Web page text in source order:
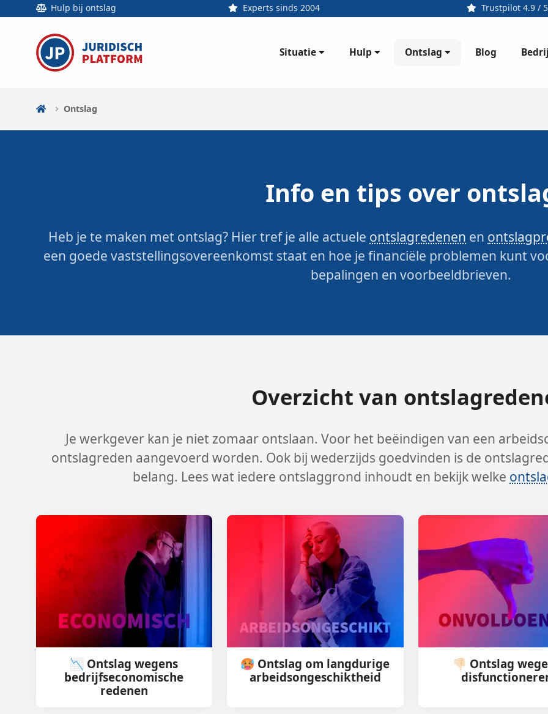
Hulp bij ontslag Experts sinds 2004 Trustpilot 4.9 / 5
Situatie Hulp Ontslag Blog
Ontslag
Info en tips over
Heb je te maken met ontslag? Hier tref je alle actuele ontslagredenen en
een goede vaststellings­overeenkomst staat en hoe je financiële problemen kunt
bepalingen en voorbeeldbrieven.
Overzicht van
Je werkgever kan je niet zomaar ontslaan. Voor het beëindigen van een
ontslagreden aangevoerd worden. Ook bij wederzijds goedvinden is de
belang. Lees wat iedere ontslaggrond inhoudt en bekijk welke
📉 Ontslag wegens
bedrijfseconomische
redenen
🥵 Ontslag om langdurige
arbeidsongeschiktheid
👎🏻 Ontslag